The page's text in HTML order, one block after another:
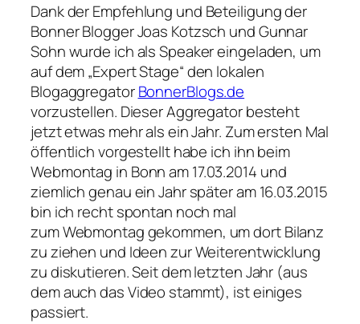
Dank der Empfehlung und Beteiligung der
Bonner Blogger Joas Kotzsch und Gunnar
Sohn wurde ich als Speaker eingeladen, um
auf dem „Expert Stage“ den lokalen
BlogaggregatorBonnerBlogs.de
vorzustellen. Dieser Aggregator besteht
jetzt etwas mehr als ein Jahr. Zum ersten Mal
öffentlich vorgestellt habe ich ihn beim
Webmontag in Bonn am 17.03.2014 und
ziemlich genau ein Jahr später am 16.03.2015
bin ich recht spontan noch mal
zum Webmontag gekommen, um dort Bilanz
zu ziehen und Ideen zur Weiterentwicklung
zu diskutieren. Seit dem letzten Jahr (aus
dem auch das Video stammt), ist einiges
passiert.